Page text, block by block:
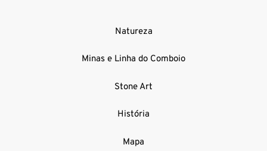
Natureza
Minas e Linha do Comboio
Stone Art
História
Mapa